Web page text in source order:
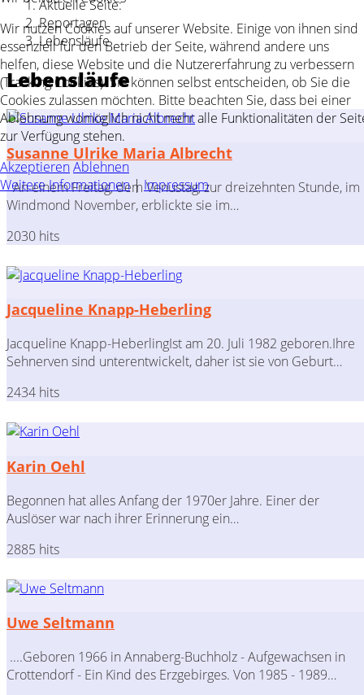
Aktuelle Seite:
Reportagen
Lebensläufe
Lebensläufe
Susanne Ulrike Maria Albrecht
An einem Freitag, dem Venustag, zur dreizehnten Stunde, im
Windmond November, erblickte sie im…
2030 hits
Jacqueline Knapp-Heberling
Jacqueline Knapp-HeberlingIst am 20. Juli 1982 geboren.Ihre
Sehnerven sind unterentwickelt, daher ist sie von Geburt…
2434 hits
Karin Oehl
Begonnen hat alles Anfang der 1970er Jahre. Einer der
Auslöser war nach ihrer Erinnerung ein…
2885 hits
Uwe Seltmann
....Geboren 1966 in Annaberg-Buchholz - Aufgewachsen in
Crottendorf - Ein Kind des Erzgebirges. Von 1985 - 1989…
Wir nutzen Cookies auf unserer Website. Einige von ihnen sind
essenziell für den Betrieb der Seite, während andere uns
helfen, diese Website und die Nutzererfahrung zu verbessern
(Tracking Cookies). Sie können selbst entscheiden, ob Sie die
Cookies zulassen möchten. Bitte beachten Sie, dass bei einer
Ablehnung womöglich nicht mehr alle Funktionalitäten der
zur Verfügung stehen.
AkzeptierenAblehnen
Weitere Informationen|Impressum